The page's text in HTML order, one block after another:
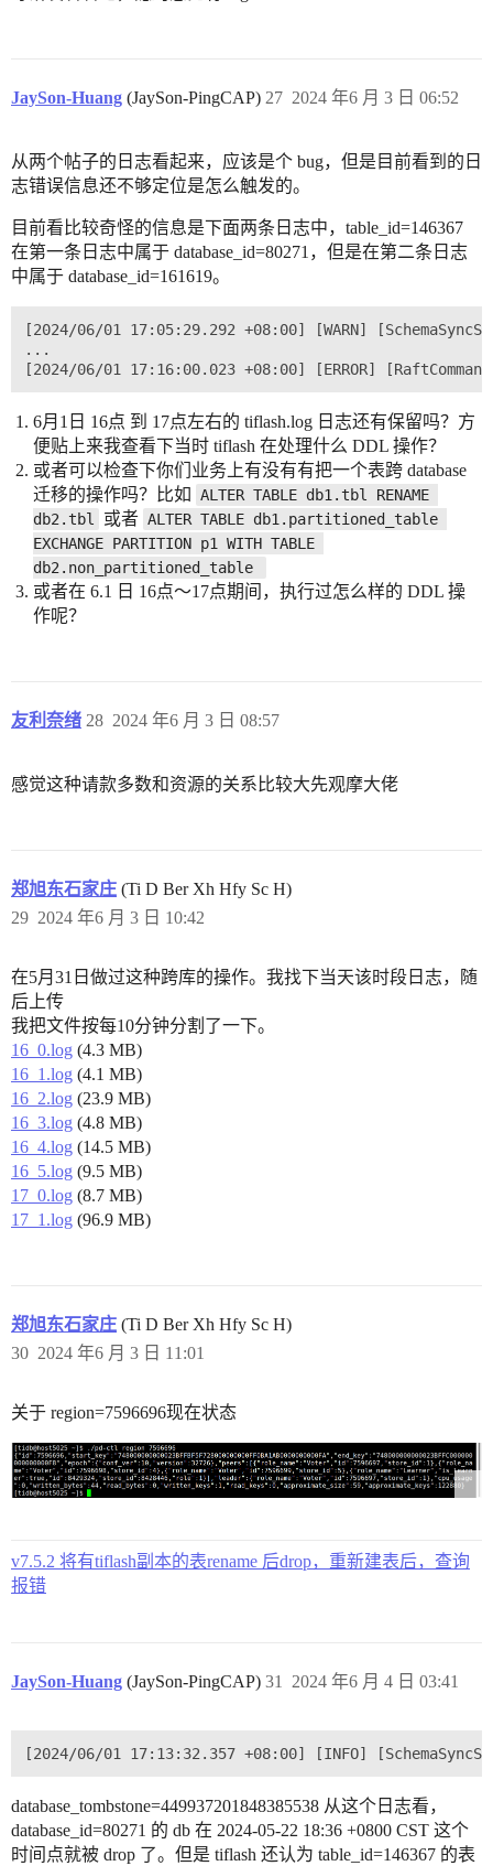
JaySon-Huang (JaySon-PingCAP) 2024 年6 月 3 日 06:52
27
从两个帖子的日志看起来，应该是个 bug，但是目前看到的日
志错误信息还不够定位是怎么触发的。
目前看比较奇怪的信息是下面两条日志中，table_id=146367
在第一条日志中属于 database_id=80271，但是在第二条日志
中属于 database_id=161619。
[2024/06/01 17:05:29.292 +08:00] [WARN]
...
6月1日 16点 到 17点左右的 tiflash.log 日志还有保留吗？方
便贴上来我查看下当时 tiflash 在处理什么 DDL 操作？
或者可以检查下你们业务上有没有有把一个表跨 database
迁移的操作吗？比如
ALTER TABLE db1.tbl RENAME
db2.tbl
或者 ALTER TABLE db1.partitioned_table
EXCHANGE PARTITION p1 WITH TABLE
db2.non_partitioned_table
或者在 6.1 日 16点～17点期间，执行过怎么样的 DDL 操
作呢？
友利奈绪 2024 年6 月 3 日 08:57
28
感觉这种请款多数和资源的关系比较大先观摩大佬
郑旭东石家庄 (Ti D Ber Xh Hfy Sc H)
2024 年6 月 3 日 10:42
29
在5月31日做过这种跨库的操作。我找下当天该时段日志，随
后上传
我把文件按每10分钟分割了一下。
16_0.log (4.3 MB)
16_1.log (4.1 MB)
16_2.log (23.9 MB)
16_3.log (4.8 MB)
16_4.log (14.5 MB)
16_5.log (9.5 MB)
17_0.log (8.7 MB)
17_1.log (96.9 MB)
郑旭东石家庄 (Ti D Ber Xh Hfy Sc H)
2024 年6 月 3 日 11:01
30
关于 region=7596696现在状态
v7.5.2 将有tiflash副本的表rename 后drop，重新建表后，查询
报错
JaySon-Huang (JaySon-PingCAP) 2024 年6 月 4 日 03:41
31
database_tombstone=449937201848385538 从这个日志看，
database_id=80271 的 db 在 2024-05-22 18:36 +0800 CST 这个
时间点就被 drop 了。但是 tiflash 还认为 table_id=146367 的表